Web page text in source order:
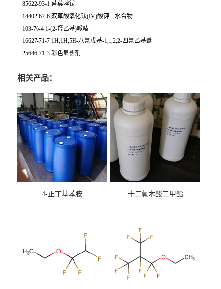
85622-93-1 替莫唑铵
14402-67-6 双草酸氧化钛(IV)酸钾二水合物
103-76-4 1-(2-羟乙基)哌嗪
16627-71-7 1H,1H,5H-八氟戊基-1,1,2,2-四氟乙基醚
25646-71-3 彩色显影剂
相关产品：
4-正丁基苯胺 十二氟木酸二甲酯